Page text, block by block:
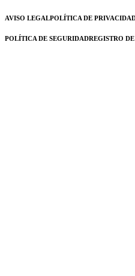
AVISO LEGALPOLÍTICA DE
POLÍTICA DE SEGURIDADREGISTRO